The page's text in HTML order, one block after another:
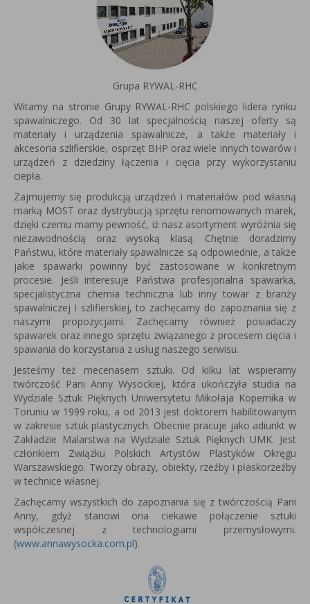
Grupa RYWAL-RHC
Witamy na stronie Grupy RYWAL-RHC polskiego lidera rynku
spawalniczego. Od 30 lat specjalnością naszej oferty są
materiały i urządzenia spawalnicze, a także materiały i
akcesoria szlifierskie, osprzęt BHP oraz wiele innych towarów i
urządzeń z dziedziny łączenia i cięcia przy wykorzystaniu
ciepła.
Zajmujemy się produkcją urządzeń i materiałów pod własną
marką MOST oraz dystrybucją sprzętu renomowanych marek,
dzięki czemu mamy pewność, iż nasz asortyment wyróżnia się
niezawodnością oraz wysoką klasą. Chętnie doradzimy
Państwu, które materiały spawalnicze są odpowiednie, a także
jakie spawarki powinny być zastosowane w konkretnym
procesie. Jeśli interesuje Państwa profesjonalna spawarka,
specjalistyczna chemia techniczna lub inny towar z branży
spawalniczej i szlifierskiej, to zachęcamy do zapoznania się z
naszymi propozycjami. Zachęcamy również posiadaczy
spawarek oraz innego sprzętu związanego z procesem cięcia i
spawania do korzystania z usług naszego serwisu.
Jesteśmy też mecenasem sztuki. Od kilku lat wspieramy
twórczość Pani Anny Wysockiej, która ukończyła studia na
Wydziale Sztuk Pięknych Uniwersytetu Mikołaja Kopernika w
Toruniu w 1999 roku, a od 2013 jest doktorem habilitowanym
w zakresie sztuk plastycznych. Obecnie pracuje jako adiunkt w
Zakładzie Malarstwa na Wydziale Sztuk Pięknych UMK. Jest
członkiem Związku Polskich Artystów Plastyków Okręgu
Warszawskiego. Tworzy obrazy, obiekty, rzeźby i płaskorzeźby
w technice własnej.
Zachęcamy wszystkich do zapoznania się z twórczością Pani
Anny, gdyż stanowi ona ciekawe połączenie sztuki
współczesnej z technologiami przemysłowymi.
(www.annawysocka.com.pl).